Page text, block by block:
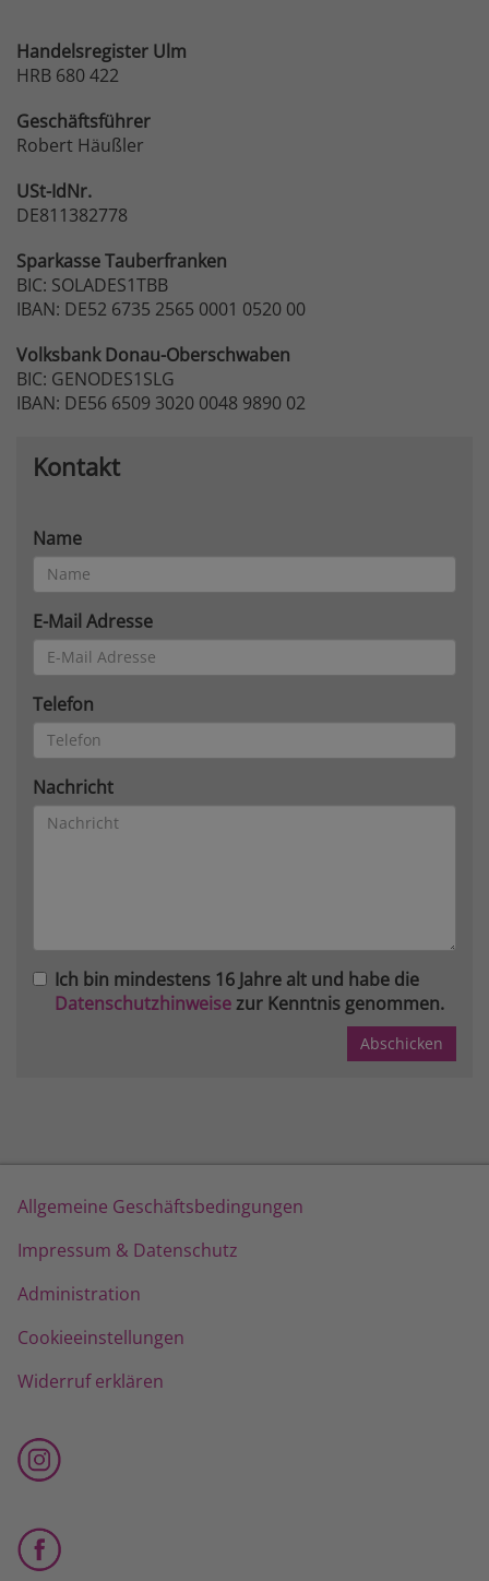
Handelsregister Ulm
HRB 680 422
Geschäftsführer
Robert Häußler
USt-IdNr.
DE811382778
SparkasseTauberfranken
BIC: SOLADES1TBB
IBAN: DE52 6735 2565 0001 0520 00
VolksbankDonau-Oberschwaben
BIC: GENODES1SLG
IBAN: DE56 6509 3020 0048 9890 02
Kontakt
Name
E-Mail Adresse
Telefon
Nachricht
Ich bin mindestens 16 Jahre alt und habe die
Datenschutzhinweisezur Kenntnis genommen.
Allgemeine Geschäftsbedingungen
Impressum & Datenschutz
Administration
Cookieeinstellungen
Widerruf erklären